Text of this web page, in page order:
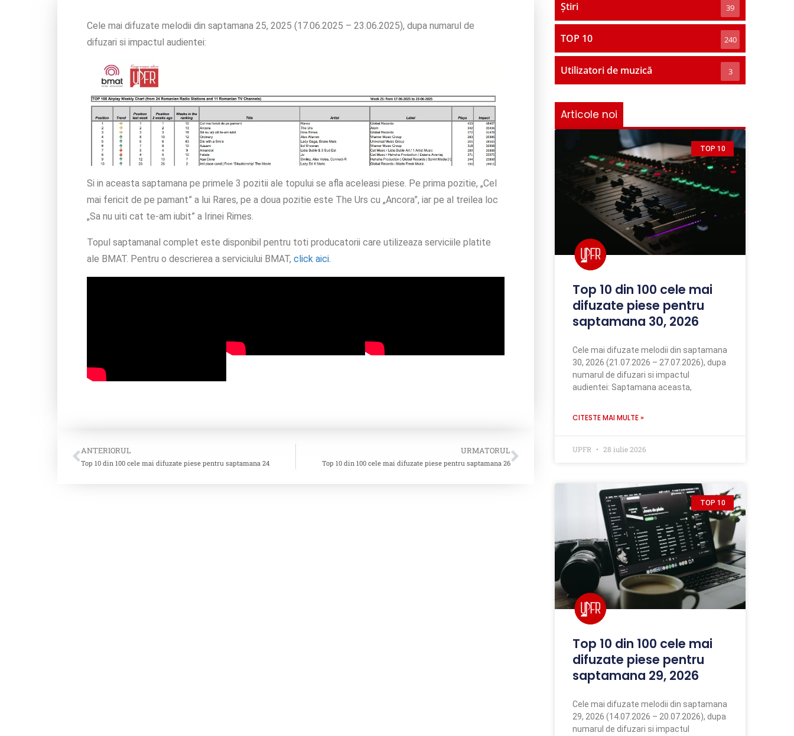
Cele mai difuzate melodii din saptamana 25, 2025 (17.06.2025 – 23.06.2025), dupa numarul de
difuzari si impactul audientei:
Si in aceasta saptamana pe primele 3 pozitii ale topului se afla aceleasi piese. Pe prima pozitie, „Cel
mai fericit de pe pamant” a lui Rares, pe a doua pozitie este The Urs cu „Ancora”, iar pe al treilea loc
„Sa nu uiti cat te-am iubit” a Irinei Rimes.
Topul saptamanal complet este disponibil pentru toti producatorii care utilizeaza serviciile platite
ale BMAT. Pentru o descrierea a serviciului BMAT, click aici.
ANTERIORUL
Top 10 din 100 cele mai difuzate piese pentru saptamana 24
URMATORUL
Top 10 din 100 cele mai difuzate piese pentru saptamana 26
Știri 39
TOP 10 240
Utilizatori de muzică 3
Articole noi
TOP 10
Top 10 din 100 cele mai
difuzate piese pentru
saptamana 30, 2026
Cele mai difuzate melodii din saptamana
30, 2026 (21.07.2026 – 27.07.2026), dupa
numarul de difuzari si impactul
audientei: Saptamana aceasta,
CITESTE MAI MULTE »
UPFR 28 iulie 2026
TOP 10
Top 10 din 100 cele mai
difuzate piese pentru
saptamana 29, 2026
Cele mai difuzate melodii din saptamana
29, 2026 (14.07.2026 – 20.07.2026), dupa
numarul de difuzari si impactul